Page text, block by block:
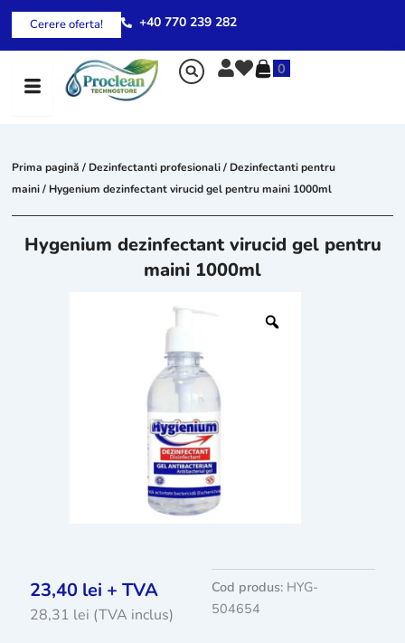
Skip
content
Cerere oferta! +40 770 239 282
0
Prima pagină / Dezinfectanti profesionali/ Dezinfectanti pentru
maini/ Hygenium dezinfectant virucid gel pentru maini 1000ml
Hygenium dezinfectant virucid gel pentru
maini 1000ml
23,40 lei + TVA
28,31 lei (TVA inclus)
Cod produs: HYG-
504654